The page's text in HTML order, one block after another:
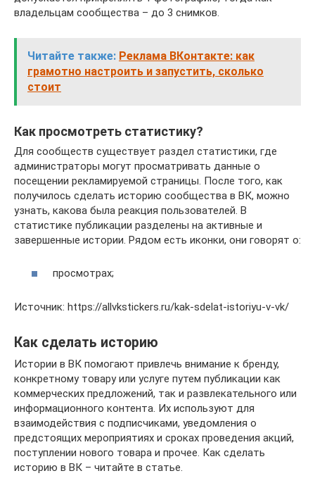
владельцам сообщества – до 3 снимков.
Читайте также: Реклама ВКонтакте: как
грамотно настроить и запустить, сколько
стоит
Как просмотреть статистику?
Для сообществ существует раздел статистики, где
администраторы могут просматривать данные о
посещении рекламируемой страницы. После того, как
получилось сделать историю сообщества в ВК, можно
узнать, какова была реакция пользователей. В
статистике публикации разделены на активные и
завершенные истории. Рядом есть иконки, они говорят о:
просмотрах;
Источник: https://allvkstickers.ru/kak-sdelat-istoriyu-v-vk/
Как сделать историю
Истории в ВК помогают привлечь внимание к бренду,
конкретному товару или услуге путем публикации как
коммерческих предложений, так и развлекательного или
информационного контента. Их используют для
взаимодействия с подписчиками, уведомления о
предстоящих мероприятиях и сроках проведения акций,
поступлении нового товара и прочее. Как сделать
историю в ВК – читайте в статье.